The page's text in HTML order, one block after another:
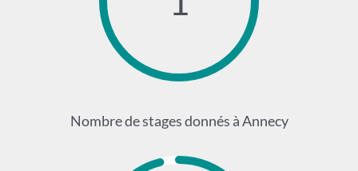
Nombre de stages donnés à Annecy